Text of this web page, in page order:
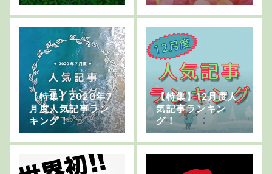
【特集】2020年7
月度人気記事ラン
キング！
【特集】12月度人
気記事ランキン
グ！